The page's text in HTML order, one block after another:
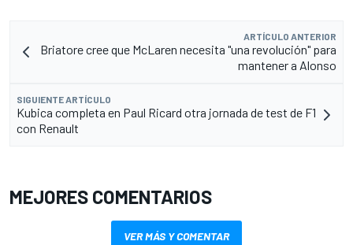
ARTÍCULO ANTERIOR
Briatore cree que McLaren necesita "una revolución" para
mantener a Alonso
SIGUIENTE ARTÍCULO
Kubica completa en Paul Ricard otra jornada de test de F1
con Renault
MEJORES COMENTARIOS
VER MÁS Y COMENTAR